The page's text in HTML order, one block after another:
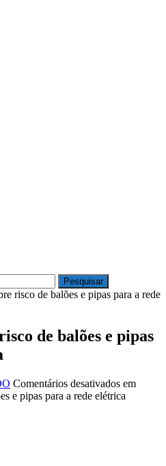
risco de balões e pipas para a rede
de balões e pipas
Comentários desativados em
e pipas para a rede elétrica